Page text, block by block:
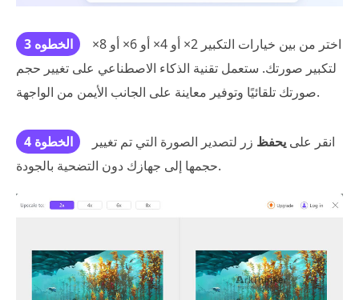
الخطوه 3
اختر من بين خيارات التكبير 2× أو 4× أو 6× أو 8×
لتكبير صورتك. ستعمل تقنية الذكاء الاصطناعي على تغيير حجم
صورتك تلقائيًا وتوفير معاينة على الجانب الأيمن من الواجهة.
الخطوة 4 انقر على يحفظ زر لتصدير الصورة التي تم تغيير
حجمها إلى جهازك دون التضحية بالجودة.